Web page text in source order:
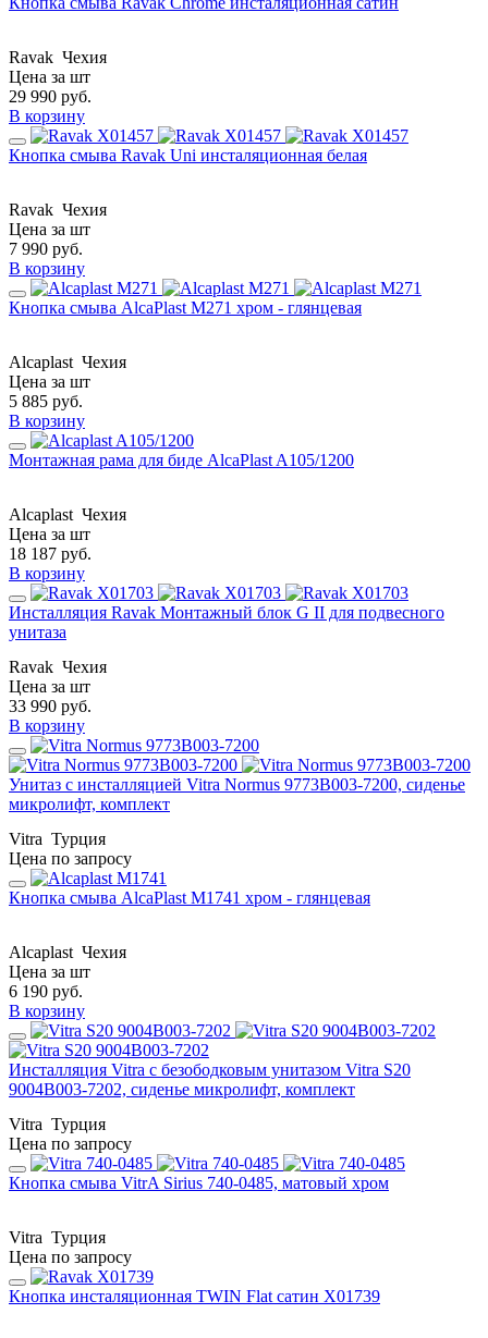
Ravak Чехия
Цена за шт
29 990 руб.
В корзину
Кнопка смыва Ravak Uni инсталяционная белая
Ravak Чехия
Цена за шт
7 990 руб.
В корзину
Кнопка смыва AlcaPlast M271 хром - глянцевая
Alcaplast Чехия
Цена за шт
5 885 руб.
В корзину
Монтажная рама для биде AlcaPlast A105/1200
Alcaplast Чехия
Цена за шт
18 187 руб.
В корзину
Инсталляция Ravak Монтажный блок G II для подвесного
унитаза
Ravak Чехия
Цена за шт
33 990 руб.
В корзину
Унитаз с инсталляцией Vitra Normus 9773B003-7200, сиденье
микролифт, комплект
Vitra Турция
Цена по запросу
Кнопка смыва AlcaPlast M1741 хром - глянцевая
Alcaplast Чехия
Цена за шт
6 190 руб.
В корзину
Инсталляция Vitra с безободковым унитазом Vitra S20
9004B003-7202, сиденье микролифт, комплект
Vitra Турция
Цена по запросу
Кнопка смыва VitrA Sirius 740-0485, матовый хром
Vitra Турция
Цена по запросу
Кнопка инсталяционная TWIN Flat сатин X01739